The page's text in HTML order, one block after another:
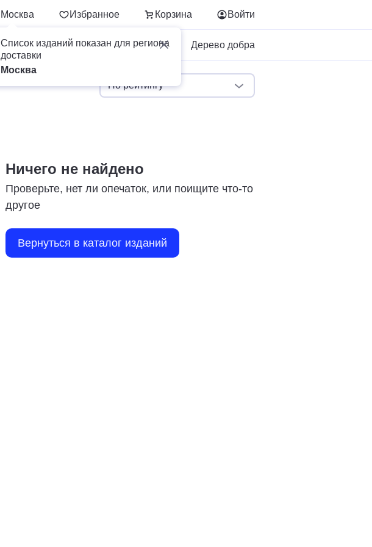
Москва Избранное Корзина
Список изданий показан для региона
доставки
Москва
Войти
Для бизнеса Дерево добра
По рейтингу
Ничего не найдено
Проверьте, нет ли опечаток, или поищите что-то
другое
Вернуться в каталог изданий